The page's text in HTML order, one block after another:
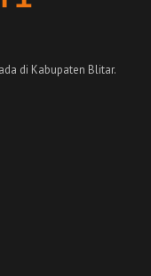
di Kabupaten Blitar.